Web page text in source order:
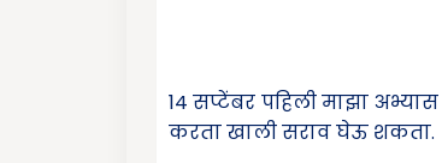
14 सप्टेंबर पहिली माझा
करता खाली सराव घेऊ शकता.